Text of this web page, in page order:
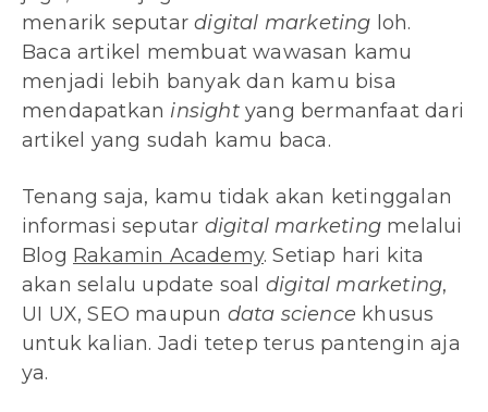
menarik seputardigital marketing loh.
Baca artikel membuat wawasan kamu
menjadi lebih banyak dan kamu bisa
mendapatkan insightyang bermanfaat dari
artikel yang sudah kamu baca.
Tenang saja, kamu tidak akan ketinggalan
informasi seputar digital marketing melalui
Blog Rakamin Academy. Setiap hari kita
akan selalu update soal digital marketing,
UI UX, SEO maupun data science khusus
untuk kalian. Jadi tetep terus pantengin aja
ya.